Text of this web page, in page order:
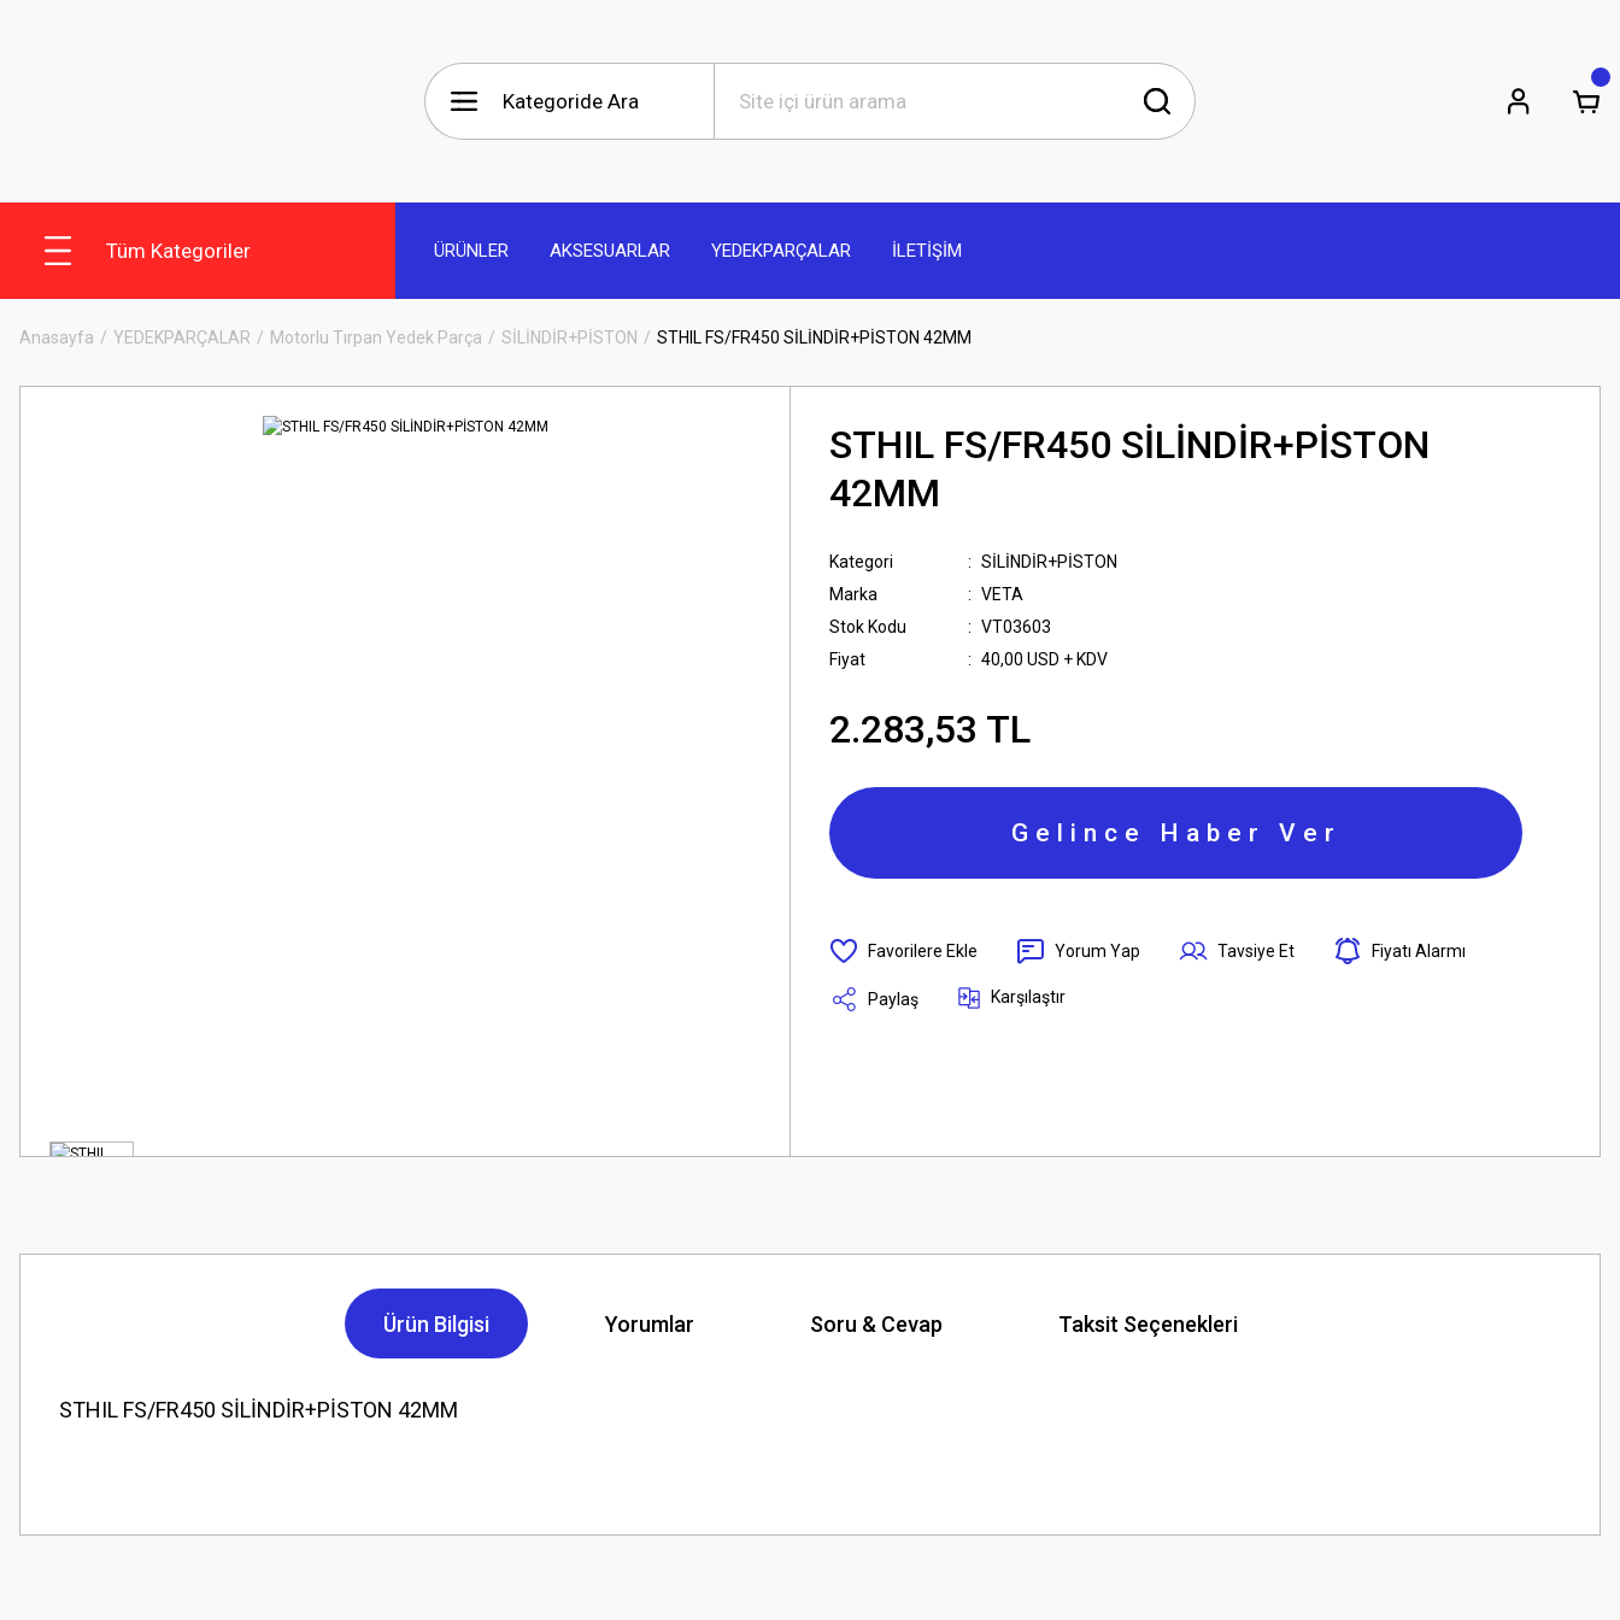
Tüm Kategoriler ÜRÜNLER AKSESUARLAR YEDEKPARÇALAR İLETİŞİM
Anasayfa YEDEKPARÇALAR Motorlu Tırpan Yedek Parça SİLİNDİR+PİSTON STHIL FS/FR450 SİLİNDİR+PİSTON 42MM
STHIL FS/FR450 SİLİNDİR+PİSTON
42MM
Kategori
SİLİNDİR+PİSTON
Marka
VETA
Stok Kodu
VT03603
Fiyat
40,00 USD + KDV
2.283,53 TL
Gelince Haber Ver
Yorum Yap Tavsiye Et Fiyatı Alarmı
Paylaş Karşılaştır
Ürün Bilgisi Yorumlar Soru & Cevap Taksit Seçenekleri
STHIL FS/FR450 SİLİNDİR+PİSTON 42MM